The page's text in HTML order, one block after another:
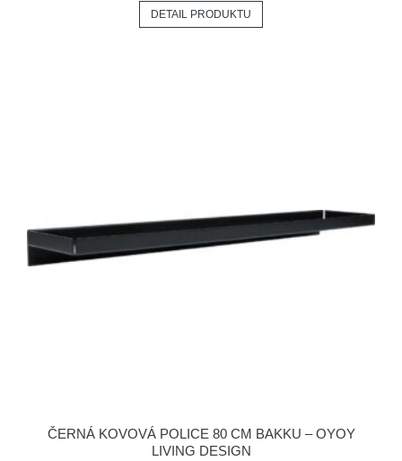
DETAIL PRODUKTU
ČERNÁ KOVOVÁ POLICE 80 CM BAKKU – OYOY
LIVING DESIGN